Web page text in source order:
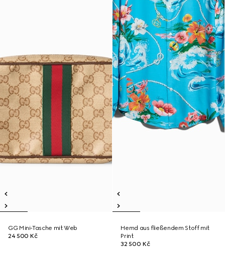
GG Mini-Tasche mit Web
24 500 Kč
Hemd aus fließendem Stoff mit
Print
32 500 Kč